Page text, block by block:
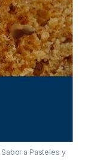
Sabor a Pasteles y